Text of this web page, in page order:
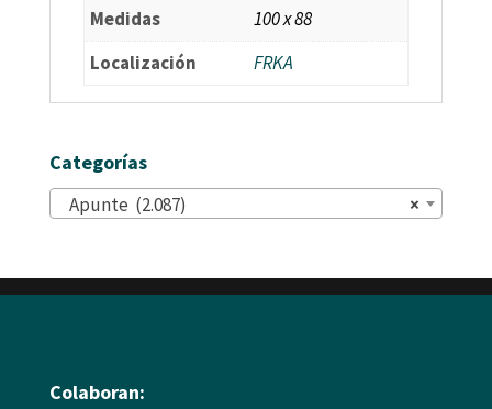
Medidas
100 x 88
Localización
FRKA
Categorías
×
Apunte (2.087)
Colaboran: